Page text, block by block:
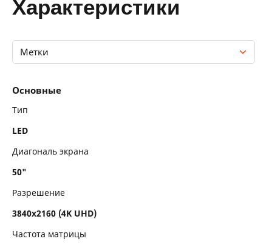
характеристики
Метки
Технические характеристики
Функции
Прием сигнала
Интерфейсы
Комплектация
Основные
Тип
LED
Диагональ экрана
50"
Разрешение
3840x2160 (4K UHD)
Частота матрицы